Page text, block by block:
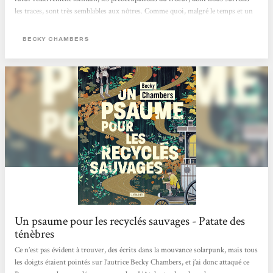
les traces, sont très semblables aux nôtres. Comme quoi, malgré le temps et un
fiction pleine de positivité qui se lit d’une traite ! (Et qui me donne d'ailleurs
Bibliothécaire à Ciney
BECKY CHAMBERS
Un psaume pour les recyclés sauvages - Patate des
ténèbres
Ce n’est pas évident à trouver, des écrits dans la mouvance solarpunk, mais tous
les doigts étaient pointés sur l’autrice Becky Chambers, et j’ai donc attaqué ce